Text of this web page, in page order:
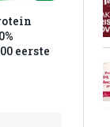
eerste